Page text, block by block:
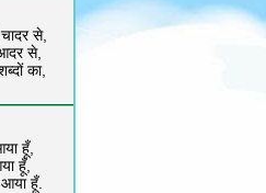
से,
से,
का,
हूँ,
हूँ,
हूँ.